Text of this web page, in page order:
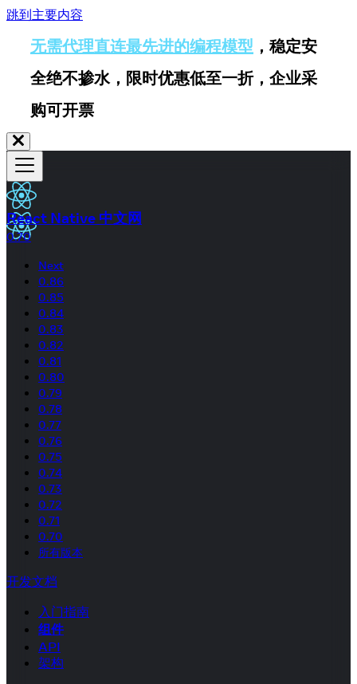
跳到主要内容
无需代理直连最先进的编程模型 ，稳定安
全绝不掺水，限时优惠低至一折，企业采
购可开票
React Native 中文网
0.70
Next
0.86
0.85
0.84
0.83
0.82
0.81
0.80
0.79
0.78
0.77
0.76
0.75
0.74
0.73
0.72
0.71
0.70
所有版本
开发文档
入门指南
组件
API
架构